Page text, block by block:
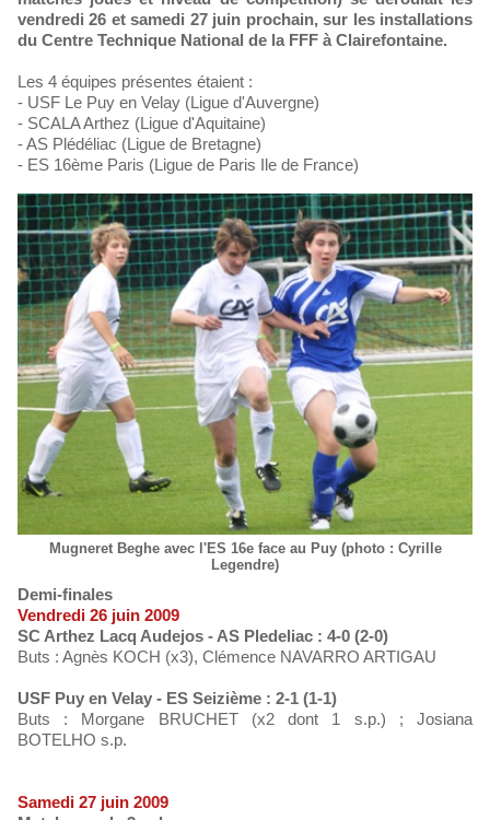
vendredi 26 et samedi 27 juin prochain, sur les installations
du Centre Technique National de la FFF à Clairefontaine.
Les 4 équipes présentes étaient :
- USF Le Puy en Velay (Ligue d'Auvergne)
- SCALA Arthez (Ligue d'Aquitaine)
- AS Plédéliac (Ligue de Bretagne)
- ES 16ème Paris (Ligue de Paris Ile de France)
Mugneret Beghe avec l'ES 16e face au Puy (photo : Cyrille
Legendre)
Demi-finales
Vendredi 26 juin 2009
SC Arthez Lacq Audejos - AS Pledeliac : 4-0 (2-0)
Buts : Agnès KOCH (x3), Clémence NAVARRO ARTIGAU
USF Puy en Velay - ES Seizième : 2-1 (1-1)
Buts : Morgane BRUCHET (x2 dont 1 s.p.) ; Josiana
BOTELHO s.p.
Samedi 27 juin 2009